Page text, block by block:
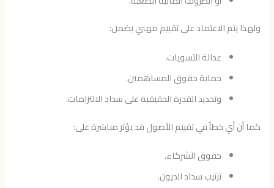
ولهذا يتم الاعتماد على تقييم مهني يضمن:
عدالة التسويات.
حماية حقوق المساهمين.
وتحديد القدرة الحقيقية على سداد الالتزامات.
كما أن أي خطأ في تقييم الأصول قد يؤثر مباشرة على:
حقوق الشركاء.
ترتيب سداد الديون.